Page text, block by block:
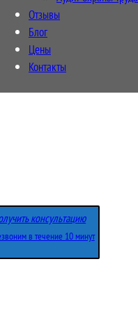
Отзывы
Блог
Цены
Контакты
консультацию
в течение 10 минут